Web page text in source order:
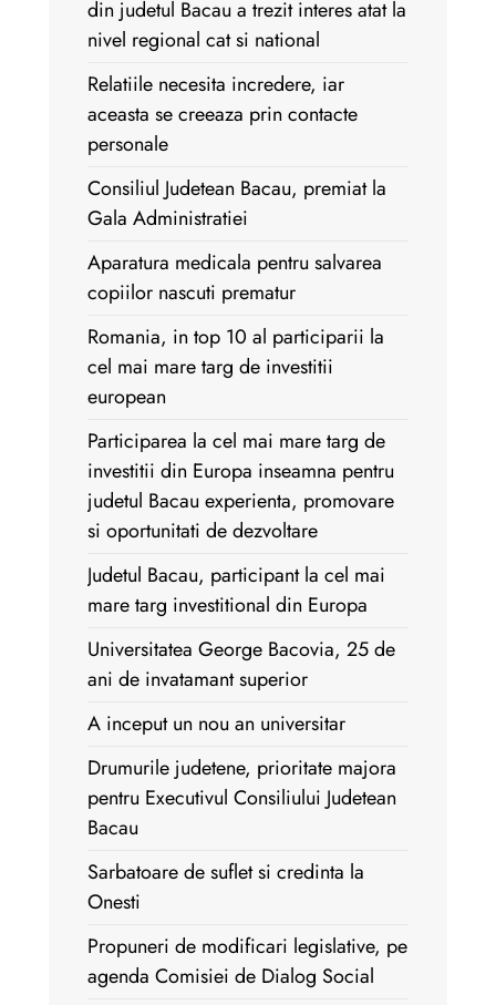
din judetul Bacau a trezit interes atat la
nivel regional cat si national
Relatiile necesita incredere, iar
aceasta se creeaza prin contacte
personale
Consiliul Judetean Bacau, premiat la
Gala Administratiei
Aparatura medicala pentru salvarea
copiilor nascuti prematur
Romania, in top 10 al participarii la
cel mai mare targ de investitii
european
Participarea la cel mai mare targ de
investitii din Europa inseamna pentru
judetul Bacau experienta, promovare
si oportunitati de dezvoltare
Judetul Bacau, participant la cel mai
mare targ investitional din Europa
Universitatea George Bacovia, 25 de
ani de invatamant superior
A inceput un nou an universitar
Drumurile judetene, prioritate majora
pentru Executivul Consiliului Judetean
Bacau
Sarbatoare de suflet si credinta la
Onesti
Propuneri de modificari legislative, pe
agenda Comisiei de Dialog Social